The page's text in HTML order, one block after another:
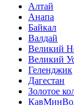
Алтай
Анапа
Байкал
Валдай
Великий
Великий
Геленджик
Дагестан
Золотое